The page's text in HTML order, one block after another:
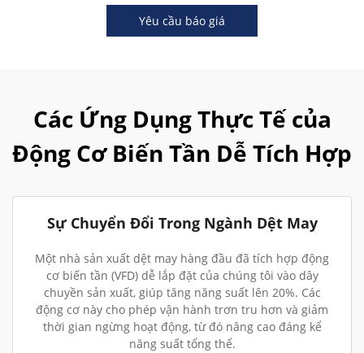
Yêu cầu báo giá
Các Ứng Dụng Thực Tế của
Động Cơ Biến Tần Dễ Tích Hợp
Sự Chuyển Đổi Trong Ngành Dệt May
Một nhà sản xuất dệt may hàng đầu đã tích hợp động
cơ biến tần (VFD) dễ lắp đặt của chúng tôi vào dây
chuyền sản xuất, giúp tăng năng suất lên 20%. Các
động cơ này cho phép vận hành trơn tru hơn và giảm
thời gian ngừng hoạt động, từ đó nâng cao đáng kể
năng suất tổng thể.